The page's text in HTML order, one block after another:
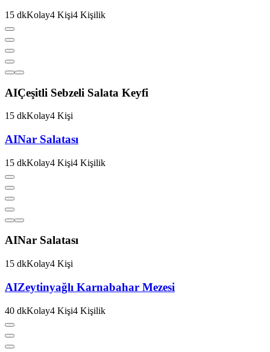
15 dkKolay4 Kişi4 Kişilik
AIÇeşitli Sebzeli Salata Keyfi
15 dkKolay4 Kişi
AINar Salatası
15 dkKolay4 Kişi4 Kişilik
AINar Salatası
15 dkKolay4 Kişi
AIZeytinyağlı Karnabahar Mezesi
40 dkKolay4 Kişi4 Kişilik